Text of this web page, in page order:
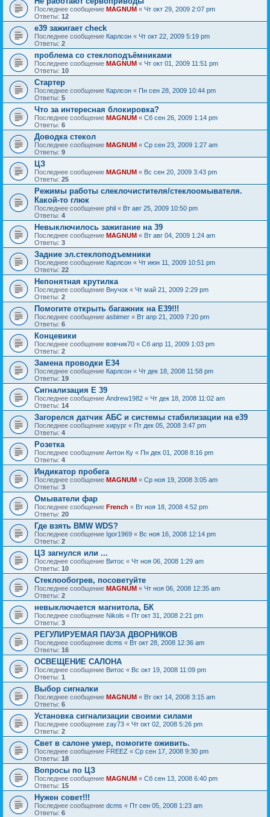
Последнее сообщение MAGNUM « Чт окт 29, 2009 2:07 pm
Ответы: 12
е39 зажигает check
Последнее сообщение Карлсон « Чт окт 22, 2009 5:19 pm
Ответы: 2
проблема со стеклоподъёмниками
Последнее сообщение MAGNUM « Чт окт 01, 2009 11:51 pm
Ответы: 10
Стартер
Последнее сообщение Карлсон « Пн сен 28, 2009 10:44 pm
Ответы: 5
Что за интересная блокировка?
Последнее сообщение MAGNUM « Сб сен 26, 2009 1:14 pm
Ответы: 6
Доводка стекол
Последнее сообщение MAGNUM « Ср сен 23, 2009 1:27 am
Ответы: 9
ЦЗ
Последнее сообщение MAGNUM « Вс сен 20, 2009 3:43 pm
Ответы: 25
Режимы работы слеклочистителя/стеклоомывателя.
Какой-то глюк
Последнее сообщение phil « Вт авг 25, 2009 10:50 pm
Ответы: 4
Невыключилось зажигание на 39
Последнее сообщение MAGNUM « Вт авг 04, 2009 1:24 am
Ответы: 3
Задние эл.стеклоподъемники
Последнее сообщение Карлсон « Чт июн 11, 2009 10:51 pm
Ответы: 22
Непонятная крутилка
Последнее сообщение Внучок « Чт май 21, 2009 2:29 pm
Ответы: 2
Помогите открыть багажник на Е39!!!
Последнее сообщение asbimer « Вт апр 21, 2009 7:20 pm
Ответы: 6
Концевики
Последнее сообщение вовчик70 « Сб апр 11, 2009 1:03 pm
Ответы: 2
Замена проводки E34
Последнее сообщение Карлсон « Чт дек 18, 2008 11:58 pm
Ответы: 19
Сигнализация Е 39
Последнее сообщение Andrew1982 « Чт дек 18, 2008 11:02 am
Ответы: 14
Загорелся датчик АБС и системы стабилизации на е39
Последнее сообщение хирург « Пт дек 05, 2008 3:47 pm
Ответы: 4
Розетка
Последнее сообщение Антон Ку « Пн дек 01, 2008 8:16 pm
Ответы: 4
Индикатор пробега
Последнее сообщение MAGNUM « Ср ноя 19, 2008 3:05 am
Ответы: 3
Омыватели фар
Последнее сообщение French « Вт ноя 18, 2008 4:52 pm
Ответы: 20
Где взять BMW WDS?
Последнее сообщение Igor1969 « Вс ноя 16, 2008 12:14 pm
Ответы: 2
ЦЗ загнулся или ...
Последнее сообщение Витос « Чт ноя 06, 2008 1:29 am
Ответы: 10
Стеклообогрев, посоветуйте
Последнее сообщение MAGNUM « Чт ноя 06, 2008 12:35 am
Ответы: 2
невыключается магнитола, БК
Последнее сообщение Nikols « Пт окт 31, 2008 2:21 pm
Ответы: 3
РЕГУЛИРУЕМАЯ ПАУЗА ДВОРНИКОВ
Последнее сообщение dcms « Вт окт 28, 2008 12:36 am
Ответы: 16
ОСВЕЩЕНИЕ САЛОНА
Последнее сообщение Витос « Вс окт 19, 2008 11:09 pm
Ответы: 1
Выбор сигналки
Последнее сообщение MAGNUM « Вт окт 14, 2008 3:15 am
Ответы: 6
Установка сигнализации своими силами
Последнее сообщение zay73 « Чт окт 02, 2008 5:26 pm
Ответы: 2
Свет в салоне умер, помогите оживить.
Последнее сообщение FREEZ « Ср сен 17, 2008 9:30 pm
Ответы: 18
Вопросы по ЦЗ
Последнее сообщение MAGNUM « Сб сен 13, 2008 6:40 pm
Ответы: 15
Нужен совет!!!
Последнее сообщение dcms « Пт сен 05, 2008 1:23 am
Ответы: 6